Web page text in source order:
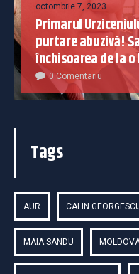
octombrie 7, 2023
Primarul
purtare abuzivă!
închisoarea de la
0 Comentariu
Tags
AUR CALIN
MAIA SANDU